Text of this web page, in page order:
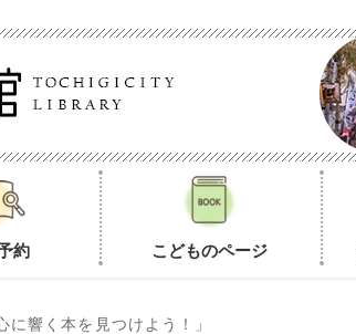
約 こどものページ
響く本を見つけよう！」